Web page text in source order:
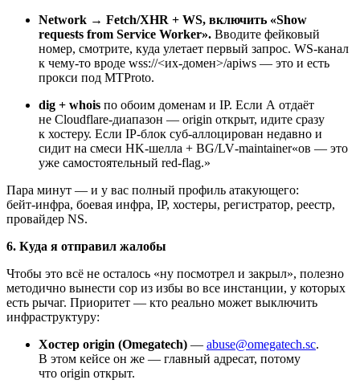
Network → Fetch/XHR + WS, включить «Show
requests from Service Worker». Вводите фейковый
номер, смотрите, куда улетает первый запрос. WS‑канал
к чему‑то вроде wss://<их‑домен>/apiws — это и есть
прокси под MTProto.
dig + whois по обоим доменам и IP. Если A отдаёт
не Cloudflare‑диапазон — origin открыт, идите сразу
к хостеру. Если IP‑блок суб‑аллоцирован недавно и
сидит на смеси HK‑шелла + BG/LV‑maintainer«ов — это
уже самостоятельный red‑flag.»
Пара минут — и у вас полный профиль атакующего:
бейт‑инфра, боевая инфра, IP, хостеры, регистратор, реестр,
провайдер NS.
6. Куда я отправил жалобы
Чтобы это всё не осталось «ну посмотрел и закрыл», полезно
методично вынести сор из избы во все инстанции, у которых
есть рычаг. Приоритет — кто реально может выключить
инфраструктуру:
Хостер origin (Omegatech) — abuse@omegatech.sc.
В этом кейсе он же — главный адресат, потому
что origin открыт.